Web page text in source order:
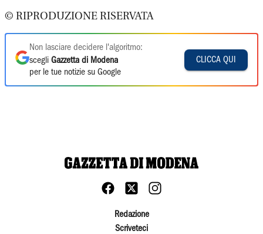
© RIPRODUZIONE RISERVATA
Non lasciare decidere l'algoritmo:
scegli Gazzetta di Modena
per le tue notizie su Google
CLICCA QUI
Redazione
Scriveteci